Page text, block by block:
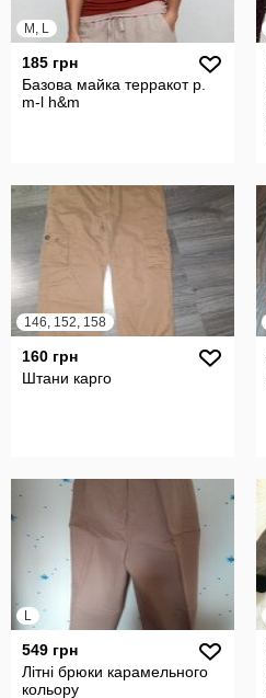
M, L
185 грн
Базова майка терракот р.
m-l h&m
146, 152, 158
160 грн
Штани карго
L
549 грн
Літні брюки карамельного
кольору